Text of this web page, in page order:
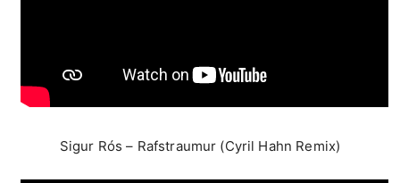
Sigur Rós – Rafstraumur (Cyril Hahn Remix)